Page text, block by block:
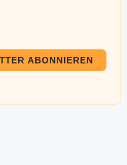
ABONNIEREN